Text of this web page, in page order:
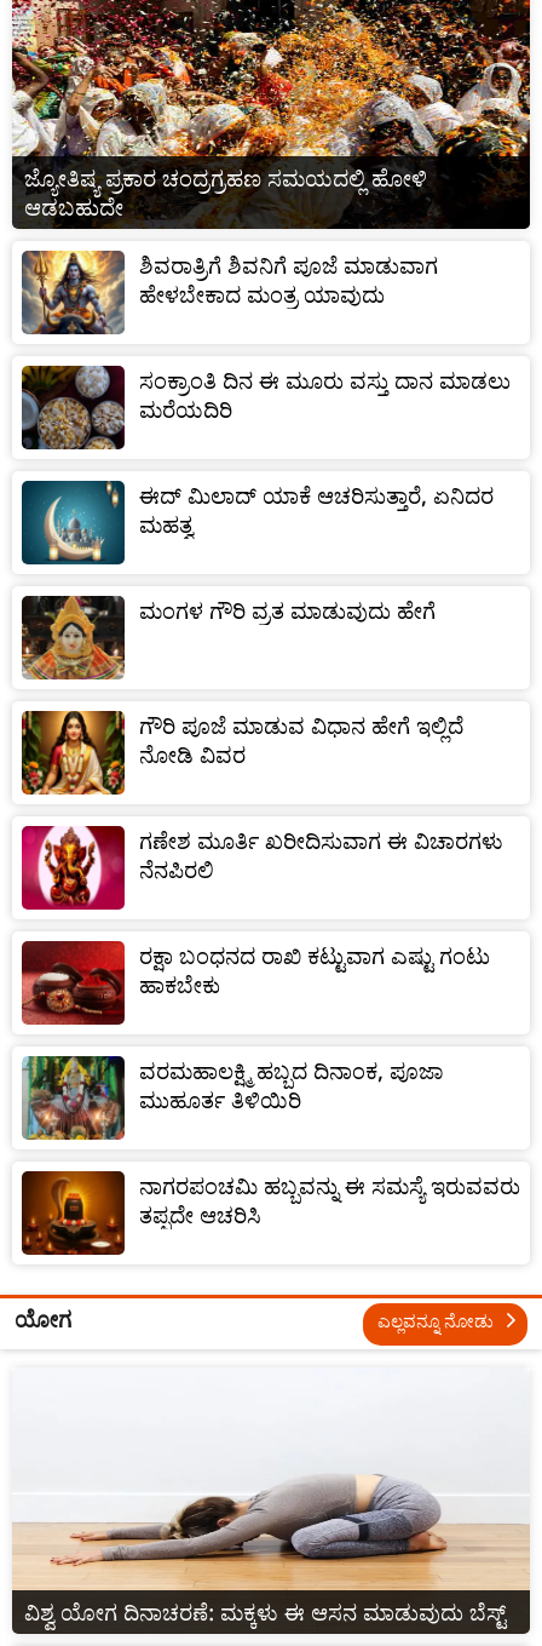
ಜ್ಯೋತಿಷ್ಯ ಪ್ರಕಾರ ಚಂದ್ರಗ್ರಹಣ ಸಮಯದಲ್ಲಿ ಹೋಳಿ
ಆಡಬಹುದೇ
ಶಿವರಾತ್ರಿಗೆ ಶಿವನಿಗೆ ಪೂಜೆ ಮಾಡುವಾಗ
ಹೇಳಬೇಕಾದ ಮಂತ್ರ ಯಾವುದು
ಸಂಕ್ರಾಂತಿ ದಿನ ಈ ಮೂರು ವಸ್ತು ದಾನ ಮಾಡಲು
ಮರೆಯದಿರಿ
ಈದ್ ಮಿಲಾದ್ ಯಾಕೆ ಆಚರಿಸುತ್ತಾರೆ, ಏನಿದರ
ಮಹತ್ವ
ಮಂಗಳ ಗೌರಿ ವ್ರತ ಮಾಡುವುದು ಹೇಗೆ
ಗೌರಿ ಪೂಜೆ ಮಾಡುವ ವಿಧಾನ ಹೇಗೆ ಇಲ್ಲಿದೆ
ನೋಡಿ ವಿವರ
ಗಣೇಶ ಮೂರ್ತಿ ಖರೀದಿಸುವಾಗ ಈ ವಿಚಾರಗಳು
ನೆನಪಿರಲಿ
ರಕ್ಷಾ ಬಂಧನದ ರಾಖಿ ಕಟ್ಟುವಾಗ ಎಷ್ಟು ಗಂಟು
ಹಾಕಬೇಕು
ವರಮಹಾಲಕ್ಷ್ಮಿ ಹಬ್ಬದ ದಿನಾಂಕ, ಪೂಜಾ
ಮುಹೂರ್ತ ತಿಳಿಯಿರಿ
ನಾಗರಪಂಚಮಿ ಹಬ್ಬವನ್ನು ಈ ಸಮಸ್ಯೆ ಇರುವವರು
ತಪ್ಪದೇ ಆಚರಿಸಿ
ಯೋಗ ಎಲ್ಲವನ್ನೂ ನೋಡು
ವಿಶ್ವ ಯೋಗ ದಿನಾಚರಣೆ: ಮಕ್ಕಳು ಈ ಆಸನ ಮಾಡುವುದು ಬೆಸ್ಟ್